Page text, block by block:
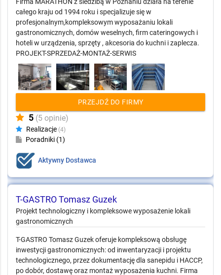
Firma MARATHON z siedzibą w Poznaniu działa na terenie
całego kraju od 1994 roku i specjalizuje się w
profesjonalnym,kompleksowym wyposażaniu lokali
gastronomicznych, domów weselnych, firm cateringowych i
hoteli w urządzenia, sprzęty , akcesoria do kuchni i zaplecza.
PROJEKT-SPRZEDAŻ-MONTAŻ-SERWIS
PRZEJDŹ DO FIRMY
5 (5 opinie)
Realizacje (4)
Poradniki (1)
Aktywny Dostawca
T-GASTRO Tomasz Guzek
Projekt technologiczny i kompleksowe wyposażenie lokali
gastronomicznych
T-GASTRO Tomasz Guzek oferuje kompleksową obsługę
inwestycji gastronomicznych: od inwentaryzacji i projektu
technologicznego, przez dokumentację dla sanepidu i HACCP,
po dobór, dostawę oraz montaż wyposażenia kuchni. Firma